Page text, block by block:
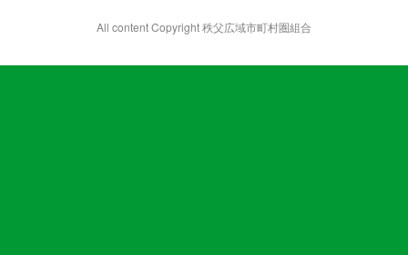
All content Copyright 秩父広域市町村圏組合